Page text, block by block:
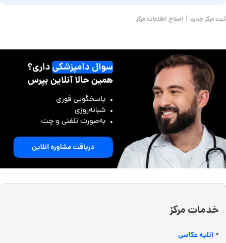
ثبت مرکز جدید | اصلاح اطلاعات مرکز
خدمات مرکز
*آتلیه عکاسی